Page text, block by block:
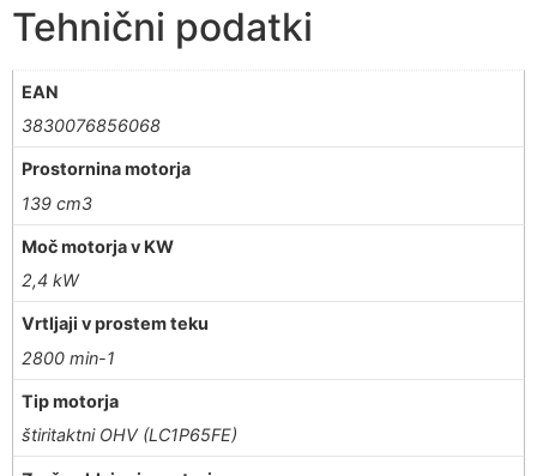
Tehnični podatki
EAN
3830076856068
Prostornina motorja
139 cm3
Moč motorja v KW
2,4 kW
Vrtljaji v prostem teku
2800 min-1
Tip motorja
štiritaktni OHV (LC1P65FE)